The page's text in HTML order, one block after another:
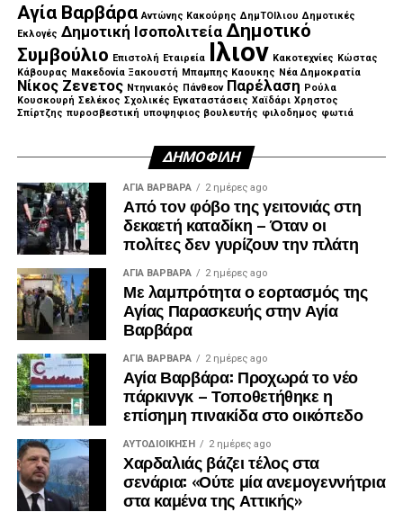
Αγία Βαρβάρα Αντώνης Κακούρης ΔημΤΟΙλιου Δημοτικές
Εκλογές Δημοτική Ισοπολιτεία Δημοτικό
Συμβούλιο Επιστολή Εταιρεία Ιλιον Κακοτεχνίες Κώστας
Κάβουρας Μακεδονία Ξακουστή Μπαμπης Καουκης Νέα Δημοκρατία
Νίκος Ζενετος Ντηνιακός Πάνθεον Παρέλαση Ρούλα
Κουσκουρή Σελέκος Σχολικές Εγκαταστάσεις Χαϊδάρι Χρηστος
Σπίρτζης πυροσβεστική υποψηφιος βουλευτής φιλοδημος φωτιά
ΔΗΜΟΦΙΛΉ
ΑΓΙΑ ΒΑΡΒΑΡΑ 2 ημέρες ago
Από τον φόβο της γειτονιάς στη
δεκαετή καταδίκη – Όταν οι
πολίτες δεν γυρίζουν την πλάτη
ΑΓΙΑ ΒΑΡΒΑΡΑ 2 ημέρες ago
Με λαμπρότητα ο εορτασμός της
Αγίας Παρασκευής στην Αγία
Βαρβάρα
ΑΓΙΑ ΒΑΡΒΑΡΑ 2 ημέρες ago
Αγία Βαρβάρα: Προχωρά το νέο
πάρκινγκ – Τοποθετήθηκε η
επίσημη πινακίδα στο οικόπεδο
ΑΥΤΟΔΙΟΊΚΗΣΗ 2 ημέρες ago
Χαρδαλιάς βάζει τέλος στα
σενάρια: «Ούτε μία ανεμογεννήτρια
στα καμένα της Αττικής»